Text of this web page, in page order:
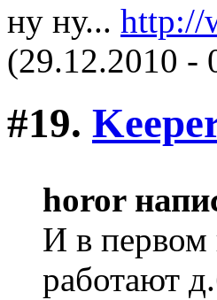
ну ну... http://
(29.12.2010 -
#19.
horor
И в первом
работают